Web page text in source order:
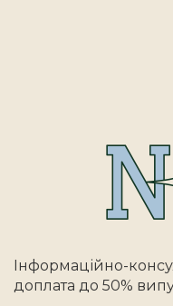
Інформаційно-
доплата до 50%